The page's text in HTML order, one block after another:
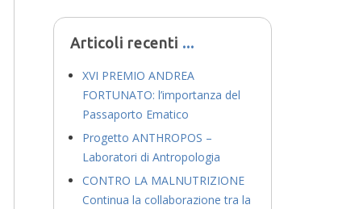
Articoli recenti
XVI PREMIO ANDREA
FORTUNATO: l’importanza del
Passaporto Ematico
Progetto ANTHROPOS –
Laboratori di Antropologia
CONTRO LA MALNUTRIZIONE
Continua la collaborazione tra la